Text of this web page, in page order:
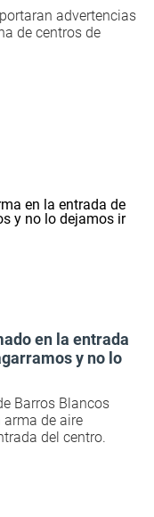
advertencias
de centros de
en la entrada
y no lo
Barros Blancos
arma de aire
del centro.